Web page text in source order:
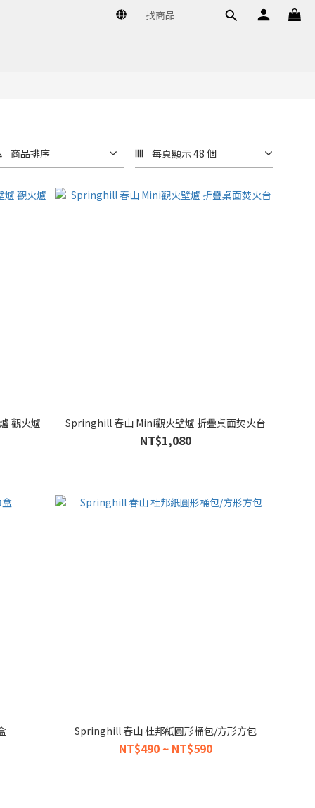
商品排序 每頁顯示 48 個
觀火爐 Springhill 春山 Mini觀火壁爐 折疊桌面焚火台
NT$1,080
Springhill 春山 杜邦紙圓形桶包/方形方包
NT$490 ~ NT$590